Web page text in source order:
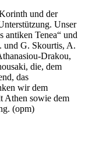
und der
Unser
antiken Tenea“ und
und G. Skourtis, A.
Drakou,
die, dem
das
wir dem
Athen sowie dem
(opm)